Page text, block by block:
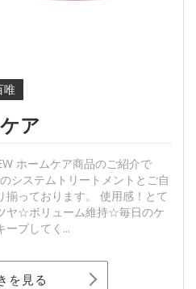
唯
ア
ホームケア商品のご紹介で
システムトリートメントとご自
っております。 使用感！とて
ヤ☆ボリューム維持☆毎日のケ
ープしてく...
を見る